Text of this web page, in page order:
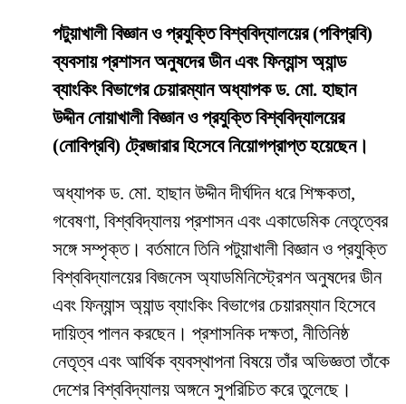
পটুয়াখালী বিজ্ঞান ও প্রযুক্তি বিশ্ববিদ্যালয়ের (পবিপ্রবি)
ব্যবসায় প্রশাসন অনুষদের ডীন এবং ফিন্যান্স অ্যান্ড
ব্যাংকিং বিভাগের চেয়ারম্যান অধ্যাপক ড. মো. হাছান
উদ্দীন নোয়াখালী বিজ্ঞান ও প্রযুক্তি বিশ্ববিদ্যালয়ের
(নোবিপ্রবি) ট্রেজারার হিসেবে নিয়োগপ্রাপ্ত হয়েছেন।
অধ্যাপক ড. মো. হাছান উদ্দীন দীর্ঘদিন ধরে শিক্ষকতা,
গবেষণা, বিশ্ববিদ্যালয় প্রশাসন এবং একাডেমিক নেতৃত্বের
সঙ্গে সম্পৃক্ত। বর্তমানে তিনি পটুয়াখালী বিজ্ঞান ও প্রযুক্তি
বিশ্ববিদ্যালয়ের বিজনেস অ্যাডমিনিস্ট্রেশন অনুষদের ডীন
এবং ফিন্যান্স অ্যান্ড ব্যাংকিং বিভাগের চেয়ারম্যান হিসেবে
দায়িত্ব পালন করছেন। প্রশাসনিক দক্ষতা, নীতিনিষ্ঠ
নেতৃত্ব এবং আর্থিক ব্যবস্থাপনা বিষয়ে তাঁর অভিজ্ঞতা তাঁকে
দেশের বিশ্ববিদ্যালয় অঙ্গনে সুপরিচিত করে তুলেছে।